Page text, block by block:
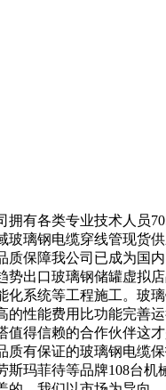
各类专业技术人员
璃钢电缆穿线管现货
保障我公司已成为国
出口玻璃钢储罐虚拟
系统等工程施工。玻
性能费用比功能完善
得信赖的合作伙伴这
有保证的玻璃钢电缆
玛菲待等品牌108台